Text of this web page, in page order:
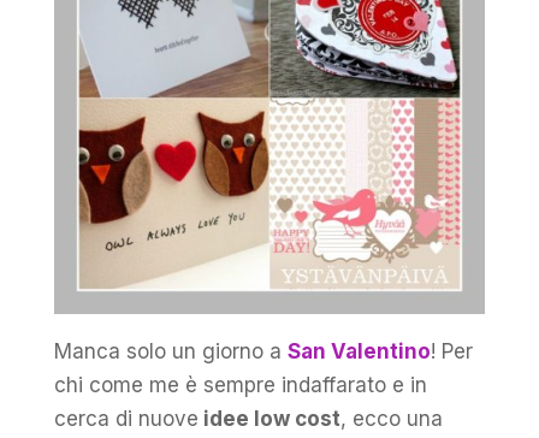
Manca solo un giorno a San Valentino! Per
chi come me è sempre indaffarato e in
cerca di nuove idee low cost, ecco una